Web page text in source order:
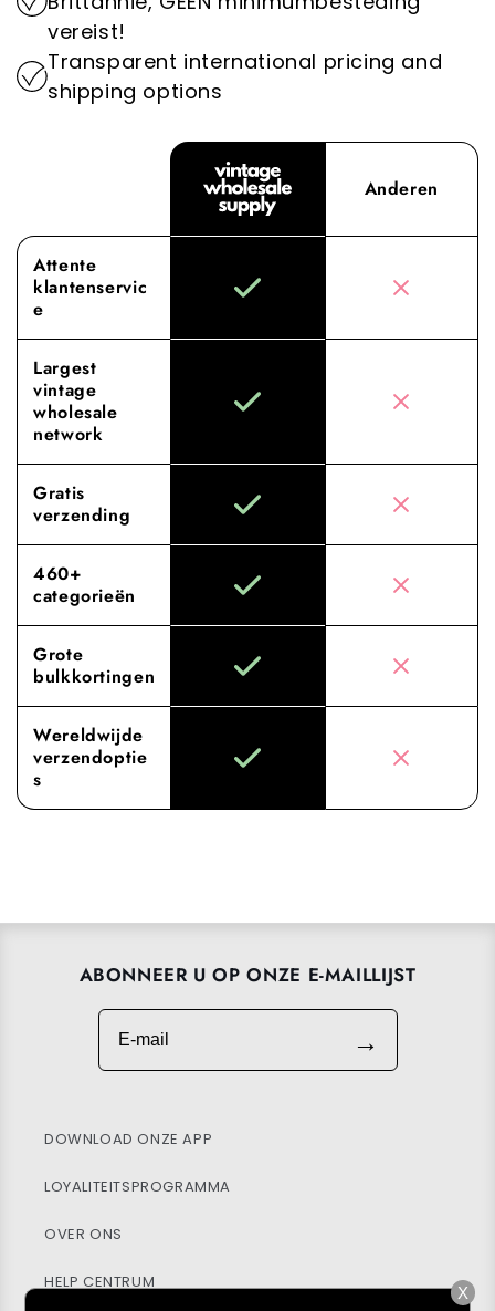
industrie op het milieu.
Supply, waar onze toewijding aan superieure
inkoop en service jouw groothandelervaring
naar nieuwe hoogten tilt.
vereist!
Transparent international pricing and
shipping options
Anderen
Attente
klantenservic
e
Largest
vintage
wholesale
network
Gratis
verzending
460+
categorieën
Grote
bulkkortingen
Wereldwijde
verzendoptie
s
ABONNEER U OP ONZE E-MAILLIJST
E-mail
→
DOWNLOAD ONZE APP
LOYALITEITSPROGRAMMA
OVER ONS
HELP CENTRUM
X